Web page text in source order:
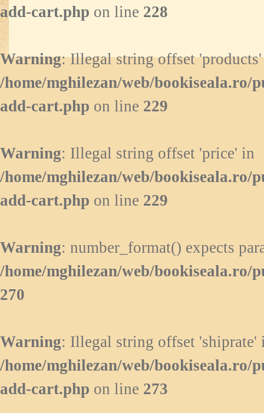
add-cart.php on line 228
Warning: Illegal string offset
/home/mghilezan/web/bookiseala.ro/
add-cart.php on line 229
Warning: Illegal string offset 'price' in
/home/mghilezan/web/bookiseala.ro/
add-cart.php on line 229
Warning: number_format() expects
/home/mghilezan/web/
270
Warning: Illegal string offset 'shiprate'
/home/mghilezan/web/bookiseala.ro/
add-cart.php on line 273